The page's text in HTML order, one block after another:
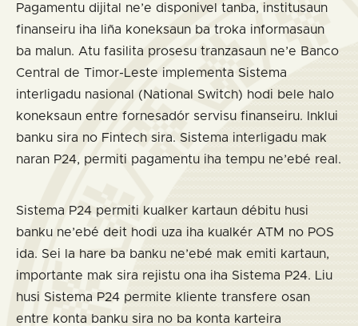
Pagamentu dijital ne’e disponivel tanba, institusaun
finanseiru iha liña koneksaun ba troka informasaun
ba malun. Atu fasilita prosesu tranzasaun ne’e Banco
Central de Timor-Leste implementa Sistema
interligadu nasional (National Switch) hodi bele halo
koneksaun entre fornesadór servisu finanseiru. Inklui
banku sira no Fintech sira. Sistema interligadu mak
naran P24, permiti pagamentu iha tempu ne’ebé real.
Sistema P24 permiti kualker kartaun débitu husi
banku ne’ebé deit hodi uza iha kualkér ATM no POS
ida. Sei la hare ba banku ne’ebé mak emiti kartaun,
importante mak sira rejistu ona iha Sistema P24. Liu
husi Sistema P24 permite kliente transfere osan
entre konta banku sira no ba konta karteira